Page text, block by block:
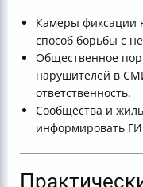
Камеры фиксации
способ борьбы с
Общественное
нарушителей в
ответственность.
Сообщества и
информировать